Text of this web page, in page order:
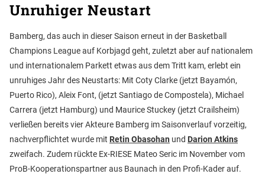
Unruhiger Neustart
Bamberg, das auch in dieser Saison erneut in der Basketball
Champions League auf Korbjagd geht, zuletzt aber auf nationalem
und internationalem Parkett etwas aus dem Tritt kam, erlebt ein
unruhiges Jahr des Neustarts: Mit Coty Clarke (jetzt Bayamón,
Puerto Rico), Aleix Font, (jetzt Santiago de Compostela), Michael
Carrera (jetzt Hamburg) und Maurice Stuckey (jetzt Crailsheim)
verließen bereits vier Akteure Bamberg im Saisonverlauf vorzeitig,
nachverpflichtet wurde mit Retin Obasohan und Darion Atkins
zweifach. Zudem rückte Ex-RIESE Mateo Seric im November vom
ProB-Kooperationspartner aus Baunach in den Profi-Kader auf.